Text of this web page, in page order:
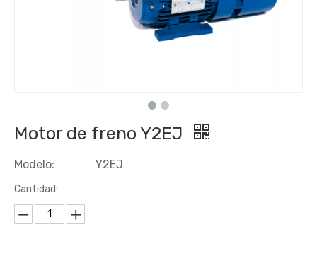
Motor de freno Y2EJ
Modelo: Y2EJ
Cantidad: